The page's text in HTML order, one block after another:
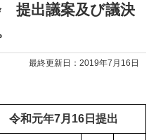
提出議案及び議決
最終更新日：2019年7月16日
和元年7月16日提出